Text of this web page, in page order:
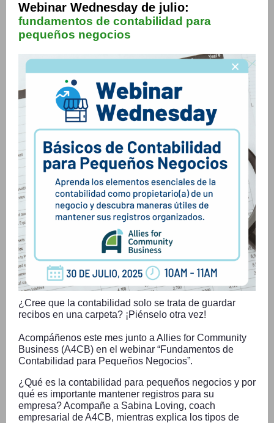
Webinar Wednesday de julio:
fundamentos de contabilidad para
pequeños negocios
¿Cree que la contabilidad solo se trata de guardar
recibos en una carpeta? ¡Piénselo otra vez!
Acompáñenos este mes junto a Allies for Community
Business (A4CB) en el webinar “Fundamentos de
Contabilidad para Pequeños Negocios”.
¿Qué es la contabilidad para pequeños negocios y por
qué es importante mantener registros para su
empresa? Acompañe a Sabina Loving, coach
empresarial de A4CB, mientras explica los tipos de